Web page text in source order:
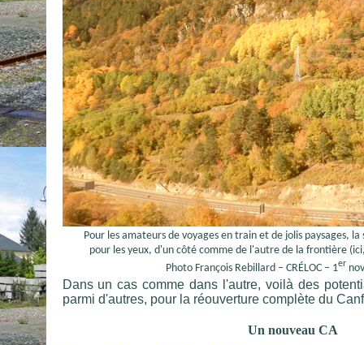
Pour les amateurs de voyages en train et de jolis paysages,
pour les yeux, d'un côté comme de l'autre de la frontière
Photo François Rebillard – CRÉLOC – 1er
Dans un cas comme dans l'autre, voilà des
parmi d'autres, pour la réouverture complète du
Un nouveau CA